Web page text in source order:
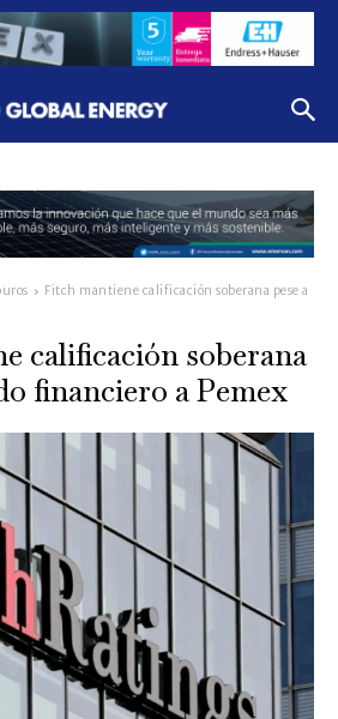
Fitch mantiene calificación soberana pese a
calificación soberana
financiero a Pemex